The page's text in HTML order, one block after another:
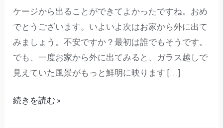
ケージから出ることができてよかったですね。おめ
でとうございます。いよいよ次はお家から外に出て
みましょう。不安ですか？最初は誰でもそうです。
でも、一度お家から外に出てみると、ガラス越しで
見えていた風景がもっと鮮明に映ります […]
け
す
る
に
は」
続きを読む »